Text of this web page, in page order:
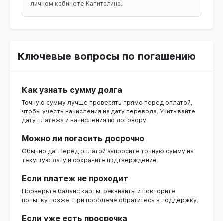
личном кабинете Капиталина.
Ключевые вопросы по погашению
Как узнать сумму долга
Точную сумму лучше проверять прямо перед оплатой,
чтобы учесть начисления на дату перевода. Учитывайте
дату платежа и начисления по договору.
Можно ли погасить досрочно
Обычно да. Перед оплатой запросите точную сумму на
текущую дату и сохраните подтверждение.
Если платеж не проходит
Проверьте баланс карты, реквизиты и повторите
попытку позже. При проблеме обратитесь в поддержку.
Если уже есть просрочка